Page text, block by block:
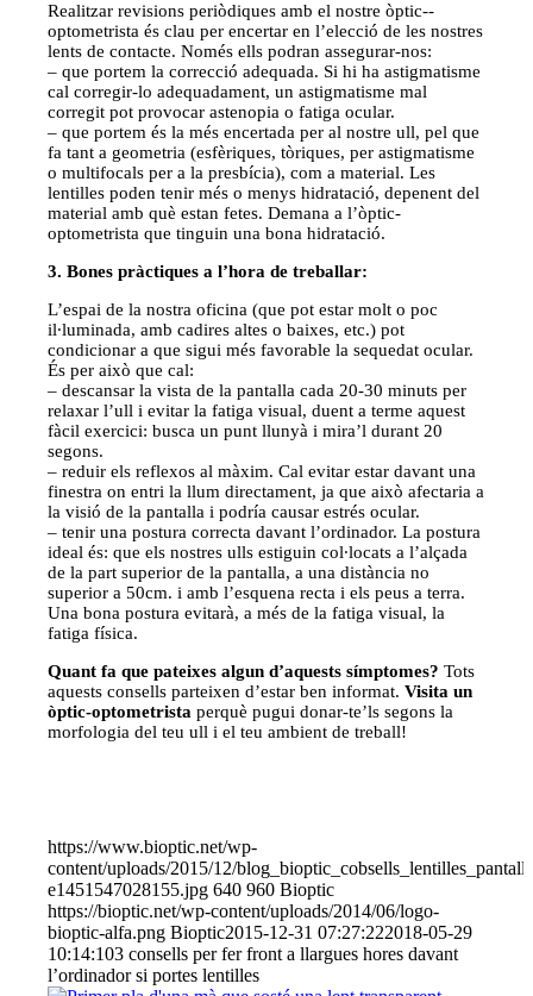
Realitzar revisions periòdiques amb el nostre òptic-­
optometrista és clau per encertar en l’elecció de les nostres
lents de contacte. Només ells podran assegurar-­nos:
– que portem la correcció adequada. Si hi ha astigmatisme
cal corregir-lo adequadament, un astigmatisme mal
corregit pot provocar astenopia o fatiga ocular.
– que portem és la més encertada per al nostre ull, pel que
fa tant a geometria (esfèriques, tòriques, per astigmatisme
o multifocals per a la presbícia), com a material. Les
lentilles poden tenir més o menys hidratació, depenent del
material amb què estan fetes. Demana a l’òptic-
optometrista que tinguin una bona hidratació.
3. Bones pràctiques a l’hora de treballar:
L’espai de la nostra oficina (que pot estar molt o poc
il∙luminada, amb cadires altes o baixes, etc.) pot
condicionar a que sigui més favorable la sequedat ocular.
És per això que cal: ­
– descansar la vista de la pantalla cada 20­-30 minuts per
relaxar l’ull i evitar la fatiga visual, duent a terme aquest
fàcil exercici: busca un punt llunyà i mira’l durant 20
segons. ­
– reduir els reflexos al màxim. Cal evitar estar davant una
finestra on entri la llum directament, ja que això afectaria a
la visió de la pantalla i podría causar estrés ocular. ­
– tenir una postura correcta davant l’ordinador. La postura
ideal és: que els nostres ulls estiguin col∙locats a l’alçada
de la part superior de la pantalla, a una distància no
superior a 50cm. i amb l’esquena recta i els peus a terra.
Una bona postura evitarà, a més de la fatiga visual, la
fatiga física.
Quant fa que pateixes algun d’aquests símptomes? Tots
aquests consells parteixen d’estar ben informat.Visita un
òptic­-optometrista perquè pugui donar-te’ls segons la
morfologia del teu ull i el teu ambient de treball!
https://www.bioptic.net/wp-
content/uploads/2015/12/
e1451547028155.jpg 640 960 Bioptic
https://bioptic.net/wp-content/uploads/2014/06/logo-
bioptic-alfa.png Bioptic2015-12-31 07:27:222018-05-29
10:14:103 consells per fer front a llargues hores davant
l’ordinador si portes lentilles